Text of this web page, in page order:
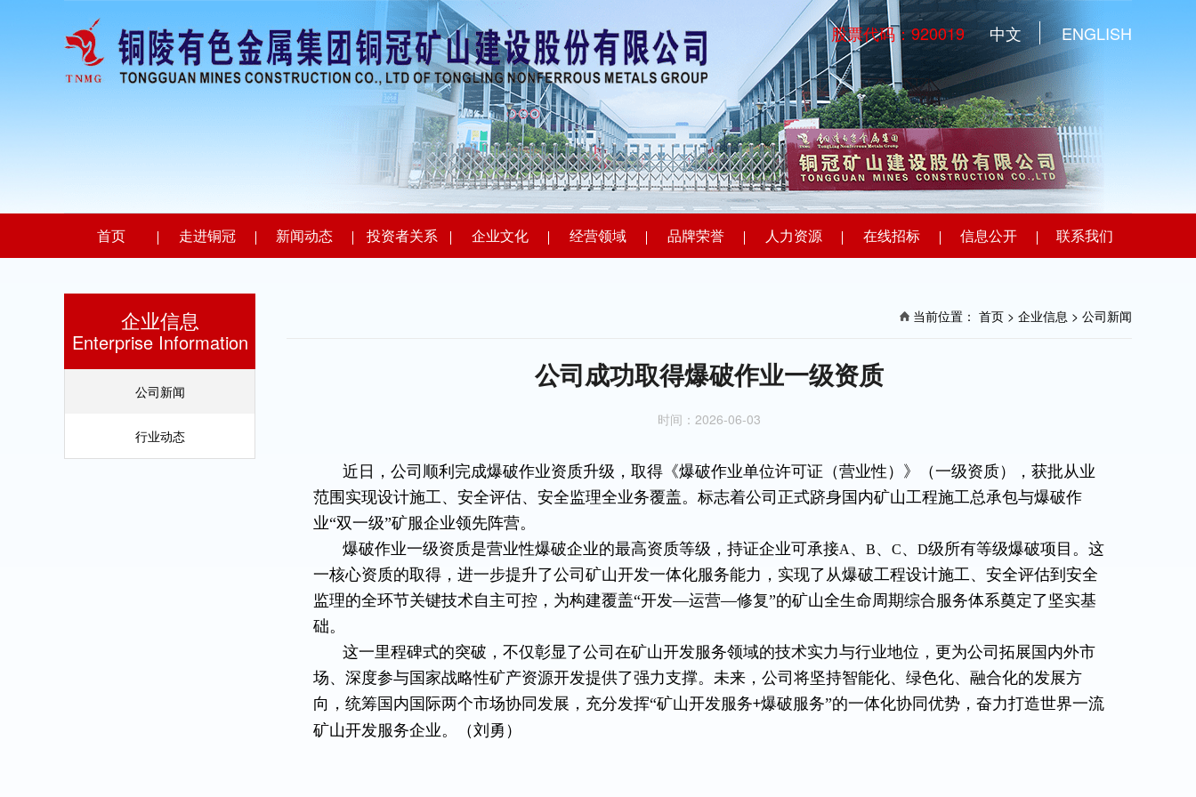
股票代码：920019 中文 ENGLISH
首页 走进铜冠 新闻动态 投资者关系 企业文化 经营领域 品牌荣誉 人力资源 在线招标 信息公开 联系我们
企业信息
Enterprise Information
公司新闻
行业动态
当前位置： 首页 > 企业信息 > 公司新闻
公司成功取得爆破作业一级资质
时间：2026-06-03
近日，公司顺利完成爆破作业资质升级，取得《爆破作业单位许可证（营业性）》（一级资质），获批从业
范围实现设计施工、安全评估、安全监理全业务覆盖。标志着公司正式跻身国内矿山工程施工总承包与爆破作
业“双一级”矿服企业领先阵营。
爆破作业一级资质是营业性爆破企业的最高资质等级，持证企业可承接A 、 B、 C、 D级所有等级爆破项目。这
一核心资质的取得，进一步提升了公司矿山开发一体化服务能力，实现了从爆破工程设计施工、安全评估到安全
监理的全环节关键技术自主可控，为构建覆盖“开发—运营—修复”的矿山全生命周期综合服务体系奠定了坚实基
础。
这一里程碑式的突破，不仅彰显了公司在矿山开发服务领域的技术实力与行业地位，更为公司拓展国内外市
场、深度参与国家战略性矿产资源开发提供了强力支撑。未来，公司将坚持智能化、绿色化、融合化的发展方
向，统筹国内国际两个市场协同发展，充分发挥“矿山开发服务+爆破服务”的一体化协同优势，奋力打造世界一流
矿山开发服务企业。（刘勇）